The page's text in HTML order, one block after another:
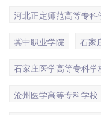
河北正定师范高等专科
冀中职业学院 石家
石家庄医学高等专科学
沧州医学高等专科学校